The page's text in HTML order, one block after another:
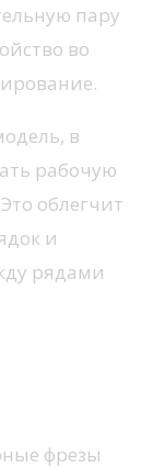
пару
во
в
рабочую
облегчит
и
рядами
фрезы